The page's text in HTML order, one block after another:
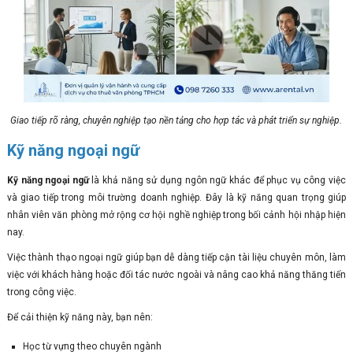
Giao tiếp rõ ràng, chuyên nghiệp tạo nền tảng cho hợp tác và phát triển sự nghiệp.
Kỹ năng ngoại ngữ
Kỹ năng ngoại ngữlà khả năng sử dụng ngôn ngữ khác để phục vụ công việc
và giao tiếp trong môi trường doanh nghiệp. Đây là kỹ năng quan trọng giúp
nhân viên văn phòng mở rộng cơ hội nghề nghiệp trong bối cảnh hội nhập hiện
nay.
Việc thành thạo ngoại ngữ giúp bạn dễ dàng tiếp cận tài liệu chuyên môn, làm
việc với khách hàng hoặc đối tác nước ngoài và nâng cao khả năng thăng tiến
trong công việc.
Để cải thiện kỹ năng này, bạn nên:
Học từ vựng theo chuyên ngành